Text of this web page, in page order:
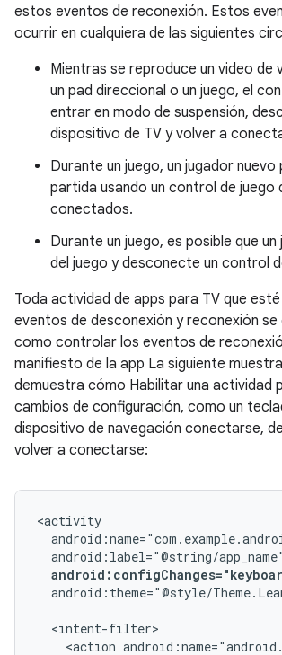
estos eventos de reconexión. Estos
ocurrir en cualquiera de las siguientes
Mientras se reproduce un video de
un pad direccional o un juego, el
entrar en modo de suspensión,
dispositivo de TV y volver a
Durante un juego, un jugador nuevo
partida usando un control de juego
conectados.
Durante un juego, es posible que
del juego y desconecte un control
Toda actividad de apps para TV que
eventos de desconexión y reconexión
como controlar los eventos de
manifiesto de la app La siguiente
demuestra cómo Habilitar una actividad
cambios de configuración, como un
dispositivo de navegación conectarse,
volver a conectarse:
android:theme="@style/
<action